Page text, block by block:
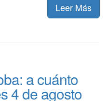
Leer Más
a cuánto
4 de agosto